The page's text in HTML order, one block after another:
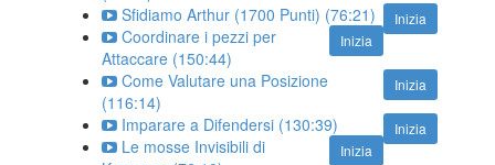
Inizia
Sfidiamo Arthur (1700 Punti) (76:21)
Inizia
Coordinare i pezzi per
Attaccare (150:44)
Inizia
Come Valutare una Posizione
(116:14)
Inizia
Imparare a Difendersi (130:39)
Inizia
Le mosse Invisibili di